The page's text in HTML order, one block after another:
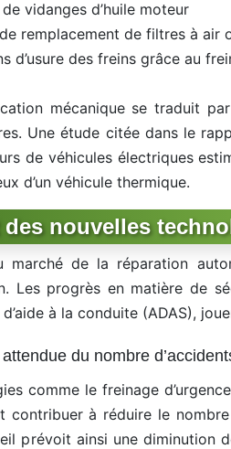
de vidanges d’huile moteur
remplacement de filtres à air
d’usure des freins grâce au
mécanique se traduit
Une étude citée dans le
de véhicules électriques
d’un véhicule thermique.
des nouvelles
marché de la réparation
Les progrès en matière de
à la conduite (ADAS),
du nombre
comme le freinage
contribuer à réduire le
prévoit ainsi une diminution